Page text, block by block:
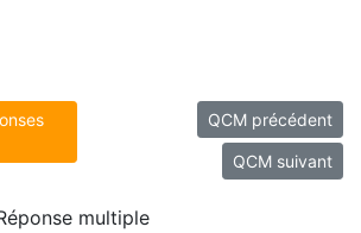
QCM précédent
QCM suivant
multiple